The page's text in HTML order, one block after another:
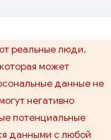
реальные люди,
может
данные не
негативно
потенциальные
данными с любой